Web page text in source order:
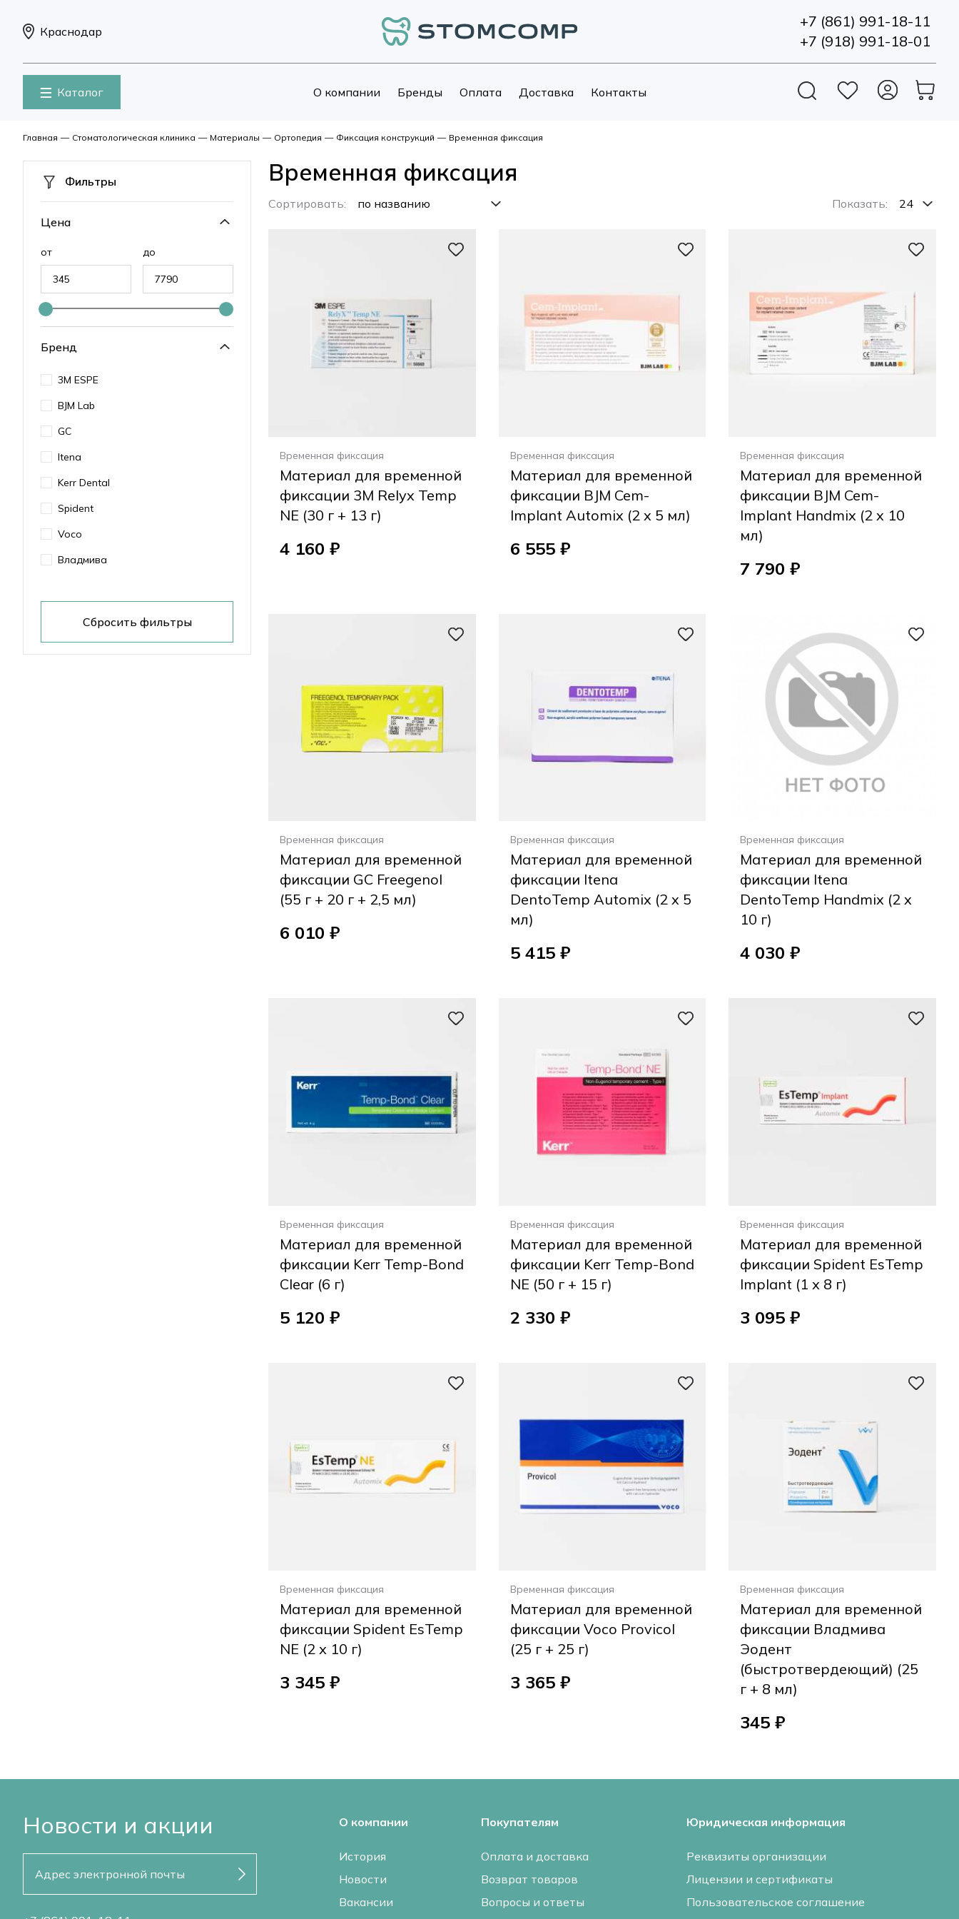
Краснодар
+7 (861) 991-18-11
+7 (918) 991-18-01
Каталог О компании Бренды Оплата Доставка Контакты
Главная — Стоматологическая клиника — Материалы — Ортопедия — Фиксация конструкций — Временная фиксация
Фильтры
Цена
от до
Бренд
3M ESPE
BJM Lab
GC
Itena
Kerr Dental
Spident
Voco
Владмива
Сбросить фильтры
Временная фиксация
Сортировать: Показать:
Временная фиксация
Материал для временной
фиксации 3M Relyx Temp
NE (30 г + 13 г)
4 160 ₽
Временная фиксация
Материал для временной
фиксации BJM Cem-
Implant Automix (2 x 5 мл)
6 555 ₽
Временная фиксация
Материал для временной
фиксации BJM Cem-
Implant Handmix (2 x 10
мл)
7 790 ₽
Временная фиксация
Материал для временной
фиксации GC Freegenol
(55 г + 20 г + 2,5 мл)
6 010 ₽
Временная фиксация
Материал для временной
фиксации Itena
DentoTemp Automix (2 x 5
мл)
5 415 ₽
Временная фиксация
Материал для временной
фиксации Itena
DentoTemp Handmix (2 x
10 г)
4 030 ₽
Временная фиксация
Материал для временной
фиксации Kerr Temp-Bond
Clear (6 г)
5 120 ₽
Временная фиксация
Материал для временной
фиксации Kerr Temp-Bond
NE (50 г + 15 г)
2 330 ₽
Временная фиксация
Материал для временной
фиксации Spident EsTemp
Implant (1 х 8 г)
3 095 ₽
Временная фиксация
Материал для временной
фиксации Spident EsTemp
NE (2 х 10 г)
3 345 ₽
Временная фиксация
Материал для временной
фиксации Voco Provicol
(25 г + 25 г)
3 365 ₽
Временная фиксация
Материал для временной
фиксации Владмива
Эодент
(быстротвердеющий) (25
г + 8 мл)
345 ₽
Новости и акции О компании
История
Новости
Вакансии
Покупателям
Оплата и доставка
Возврат товаров
Вопросы и ответы
Юридическая информация
Реквизиты организации
Лицензии и сертификаты
Пользовательское соглашение